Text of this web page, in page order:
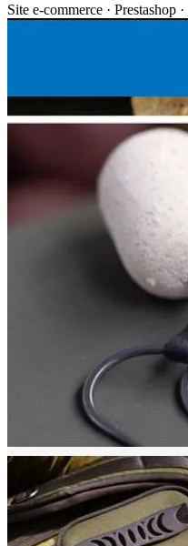
Site e-commerce · Prestashop ·